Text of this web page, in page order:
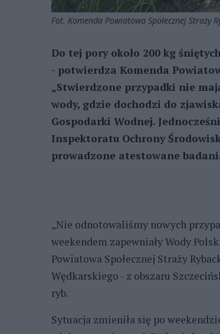
Fot. Komenda Powiatowa Społecznej Straży
Do tej pory około 200 kg
- potwierdza Komenda
„Stwierdzone przypadki nie
wody, gdzie dochodzi do
Gospodarki Wodnej.
Inspektoratu Ochrony
prowadzone atestowane
„Nie odnotowaliśmy nowych
weekendem zapewniały Wody
Powiatowa Społecznej Straży
Wędkarskiego - z obszaru
ryb.
Sytuacja zmieniła się po